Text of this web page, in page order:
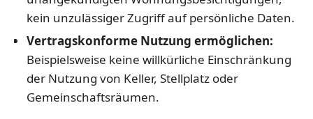
kein unzulässiger Zugriff auf persönliche Daten.
Vertragskonforme Nutzung ermöglichen:
Beispielsweise keine willkürliche Einschränkung
der Nutzung von Keller, Stellplatz oder
Gemeinschaftsräumen.